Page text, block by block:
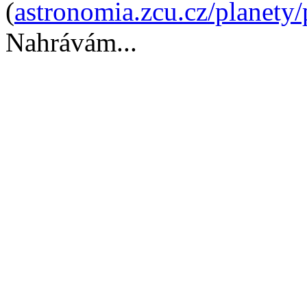
(astronomia.zcu.cz/
Nahrávám...